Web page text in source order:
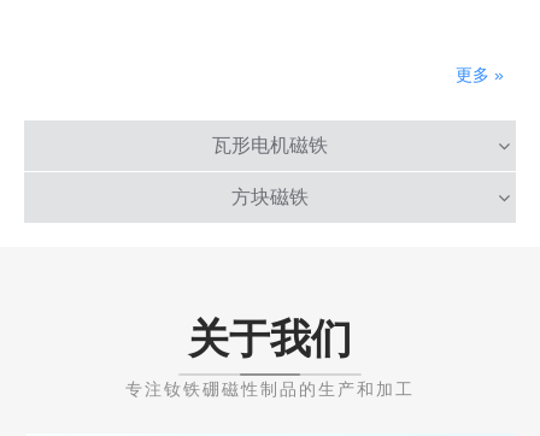
更多 »
瓦形电机磁铁
方块磁铁
关于我们
专注钕铁硼磁性制品的生产和加工